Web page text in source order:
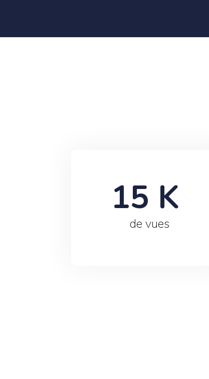
de vues
15 K